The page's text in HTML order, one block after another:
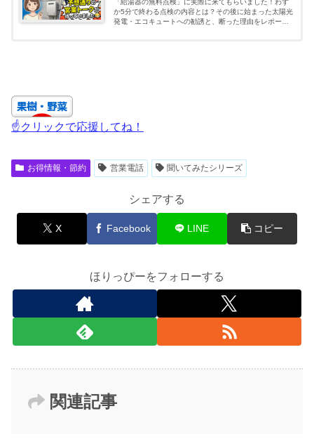
「給湯器の無料点検」に実際に来てもらいました！わず
か5分で終わる点検の内容とは？その後に始まった太陽光
発電・エコキュートへの勧誘と、断った理由をレポート
☝クリックで応援してね！
お得情報・節約 営業電話 聞いてみたシリーズ
シェアする
X Facebook LINE コピー
ほりっぴーをフォローする
関連記事